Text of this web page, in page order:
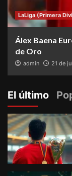
LaLiga (Primera
Álex Baena
de Oro
admin 21 de
El último